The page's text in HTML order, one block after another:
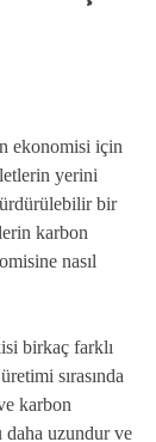
ekonomisi için
yerini
bir
karbon
nasıl
birkaç farklı
sırasında
karbon
daha uzundur ve